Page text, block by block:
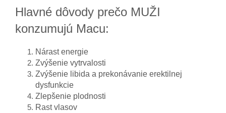
Hlavné dôvody prečo MUŽI
konzumujú Macu:
Nárast energie
Zvýšenie vytrvalosti
Zvýšenie libida a prekonávanie erektilnej
dysfunkcie
Zlepšenie plodnosti
Rast vlasov